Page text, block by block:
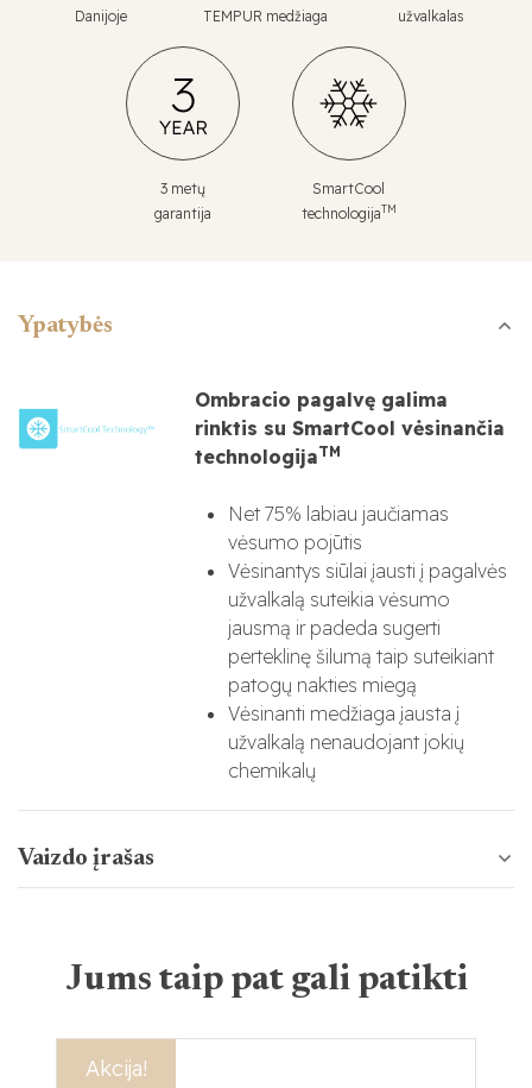
Danijoje TEMPUR medžiaga užvalkalas
3 metų
garantija
SmartCool
technologijaTM
Ypatybės
Ombracio pagalvę galima
rinktis su SmartCool vėsinančia
technologijaTM
Net 75% labiau jaučiamas
vėsumo pojūtis
Vėsinantys siūlai įausti į pagalvės
užvalkalą suteikia vėsumo
jausmą ir padeda sugerti
perteklinę šilumą taip suteikiant
patogų nakties miegą
Vėsinanti medžiaga įausta į
užvalkalą nenaudojant jokių
chemikalų
Vaizdo įrašas
Jums taip pat gali patikti
Akcija!